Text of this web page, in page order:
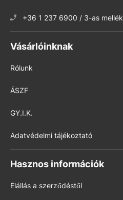
+36 1 237 6900 / 3-as mellék
Vásárlóinknak
Rólunk
ÁSZF
GY.I.K.
Adatvédelmi tájékoztató
Hasznos információk
Elállás a szerződéstől